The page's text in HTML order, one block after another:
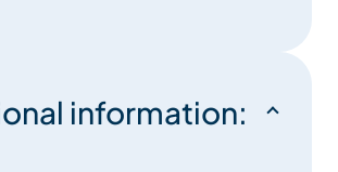
information: